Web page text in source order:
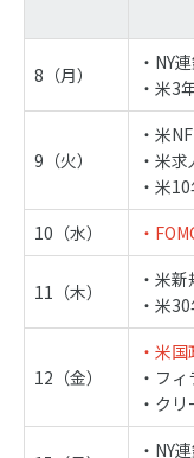
8（月）
・NY
・米3
9（火）
・米
・米
・米
10（水）
・
11（木）
・米
・米
12（金）
・米
・フ
・ク
・NY